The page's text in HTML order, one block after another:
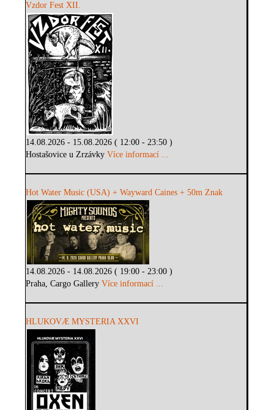
Vzdor Fest XII.
14.08.2026 - 15.08.2026 ( 12:00 - 23:50 )
Hostašovice u ZrzávkyVíce informací ...
Hot Water Music (USA) + Wayward Caines + 50m Znak
14.08.2026 - 14.08.2026 ( 19:00 - 23:00 )
Praha, Cargo GalleryVíce informací ...
HLUKOVÆ MYSTERIA XXVI